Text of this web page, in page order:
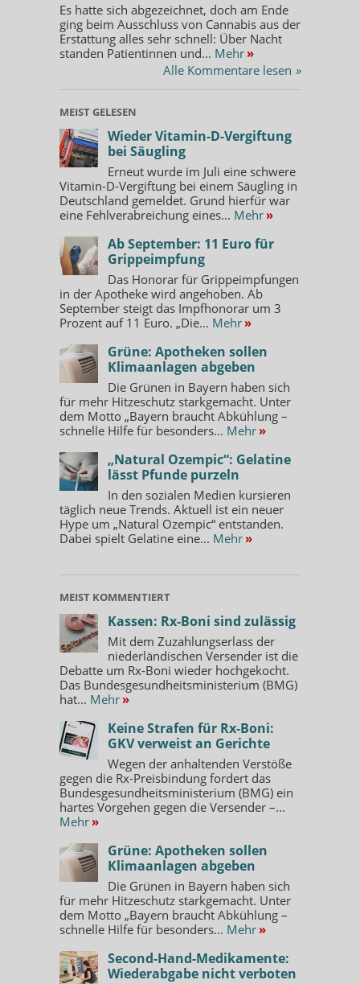
Es hatte sich abgezeichnet, doch am Ende
ging beim Ausschluss von Cannabis aus der
Erstattung alles sehr schnell: Über Nacht
standen Patientinnen und... Mehr »
Alle Kommentare lesen »
MEIST GELESEN
Wieder Vitamin-D-Vergiftung
bei Säugling
Erneut wurde im Juli eine schwere
Vitamin-D-Vergiftung bei einem Säugling in
Deutschland gemeldet. Grund hierfür war
eine Fehlverabreichung eines... Mehr »
Ab September: 11 Euro für
Grippeimpfung
Das Honorar für Grippeimpfungen
in der Apotheke wird angehoben. Ab
September steigt das Impfhonorar um 3
Prozent auf 11 Euro. „Die... Mehr »
Grüne: Apotheken sollen
Klimaanlagen abgeben
Die Grünen in Bayern haben sich
für mehr Hitzeschutz starkgemacht. Unter
dem Motto „Bayern braucht Abkühlung –
schnelle Hilfe für besonders... Mehr »
„Natural Ozempic“: Gelatine
lässt Pfunde purzeln
In den sozialen Medien kursieren
täglich neue Trends. Aktuell ist ein neuer
Hype um „Natural Ozempic“ entstanden.
Dabei spielt Gelatine eine... Mehr »
MEIST KOMMENTIERT
Kassen: Rx-Boni sind zulässig
Mit dem Zuzahlungserlass der
niederländischen Versender ist die
Debatte um Rx-Boni wieder hochgekocht.
Das Bundesgesundheitsministerium (BMG)
hat... Mehr »
Keine Strafen für Rx-Boni:
GKV verweist an Gerichte
Wegen der anhaltenden Verstöße
gegen die Rx-Preisbindung fordert das
Bundesgesundheitsministerium (BMG) ein
hartes Vorgehen gegen die Versender –...
Mehr »
Grüne: Apotheken sollen
Klimaanlagen abgeben
Die Grünen in Bayern haben sich
für mehr Hitzeschutz starkgemacht. Unter
dem Motto „Bayern braucht Abkühlung –
schnelle Hilfe für besonders... Mehr »
Second-Hand-Medikamente:
Wiederabgabe nicht verboten